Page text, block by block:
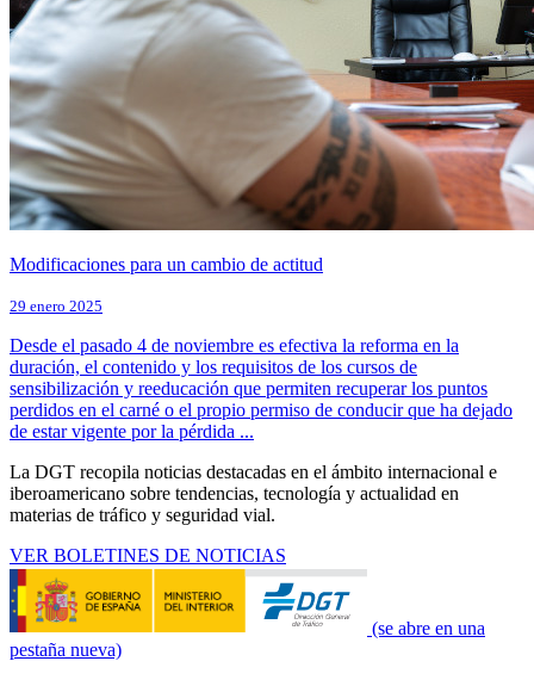
Modificaciones para un cambio de actitud
29 enero 2025
Desde el pasado 4 de noviembre es efectiva la reforma en la
duración, el contenido y los requisitos de los cursos de
sensibilización y reeducación que permiten recuperar los puntos
perdidos en el carné o el propio permiso de conducir que ha dejado
de estar vigente por la pérdida ...
La DGT recopila noticias destacadas en el ámbito internacional e
iberoamericano sobre tendencias, tecnología y actualidad en
materias de tráfico y seguridad vial.
VER BOLETINES DE NOTICIAS
(se abre en una
pestaña nueva)